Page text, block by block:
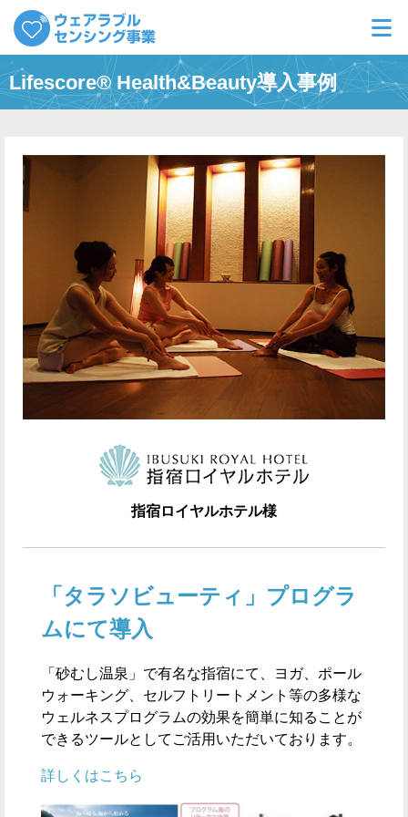
Lifescore
Lifescore Quick
Lifescore Health&Beauty
ウェアラブルセンサ販売
お問い合せ
Lifescore® Health&Beauty導入事例
指宿ロイヤルホテル様
「タラソビューティ」プログラ
ムにて導入
「砂むし温泉」で有名な指宿にて、ヨガ、ポール
ウォーキング、セルフトリートメント等の多様な
ウェルネスプログラムの効果を簡単に知ることが
できるツールとしてご活用いただいております。
詳しくはこちら